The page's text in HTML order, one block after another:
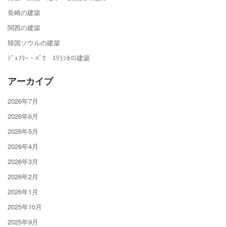
長崎の建築
関西の建築
韓国ソウルの建築
ｼﾞｪﾌﾘｰ・ﾊﾞﾜ ｽﾘﾗﾝｶの建築
アーカイブ
2026年7月
2026年6月
2026年5月
2026年4月
2026年3月
2026年2月
2026年1月
2025年10月
2025年9月